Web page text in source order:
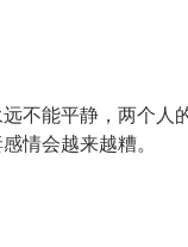
不能平静，两个人
情会越来越糟。